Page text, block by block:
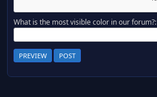
What is the most visible color in our forum?: